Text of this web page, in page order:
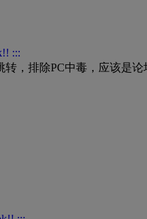
，排除PC中毒，应该是